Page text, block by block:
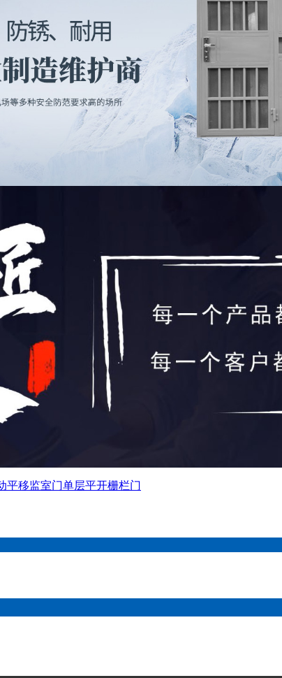
平移监室门单层平开栅栏门